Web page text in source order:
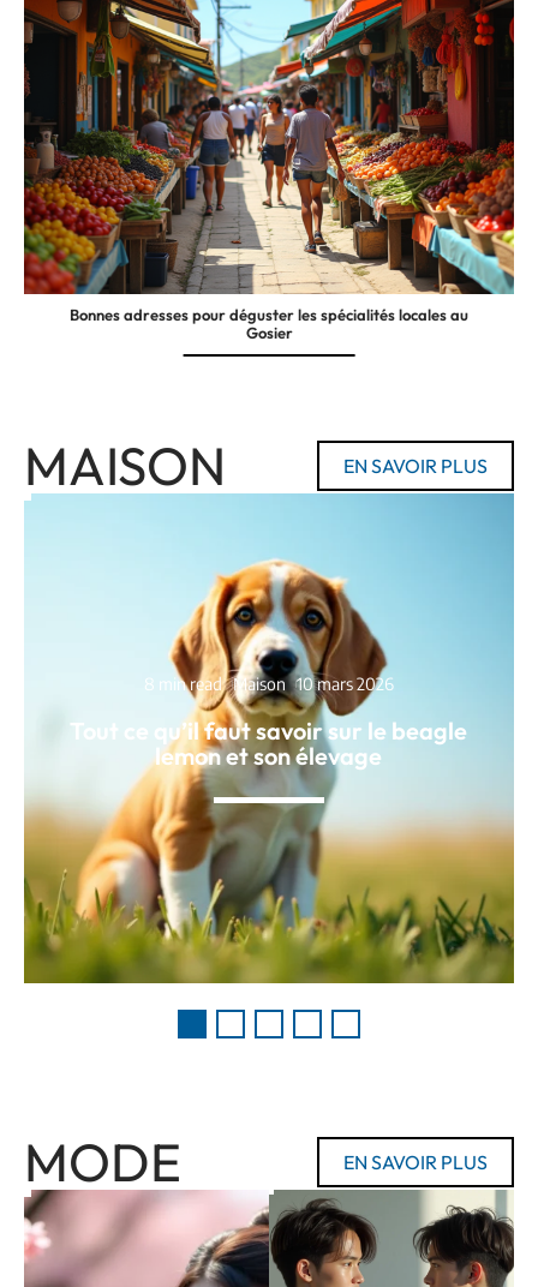
Bonnes adresses pour déguster les spécialités locales au
Gosier
MAISON EN SAVOIR PLUS
8 min read Maison 10 mars 2026
Tout ce qu’il faut savoir sur le beagle
lemon et son élevage
MODE EN SAVOIR PLUS